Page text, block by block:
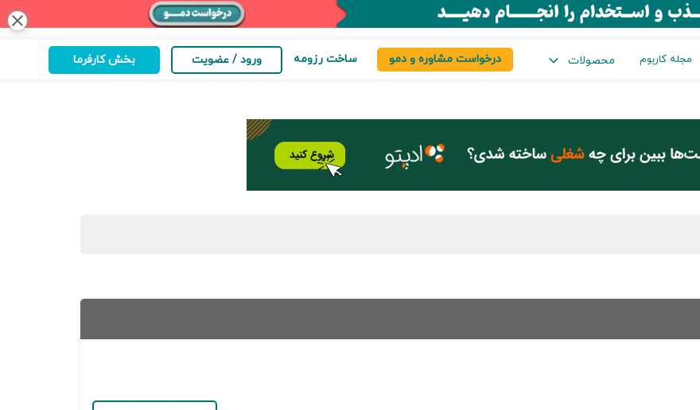
close
مجله کاربوم محصولات درخواست مشاوره و دمو ساخت رزومه ورود / عضویت بخش کارفرما